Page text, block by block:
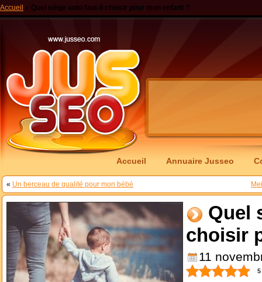
Accueil » Quel siège auto faut-il choisir pour mon enfant ?
Accueil Annuaire Jusseo
« Un berceau de qualité pour mon bébé
Quel
choisir
11
5